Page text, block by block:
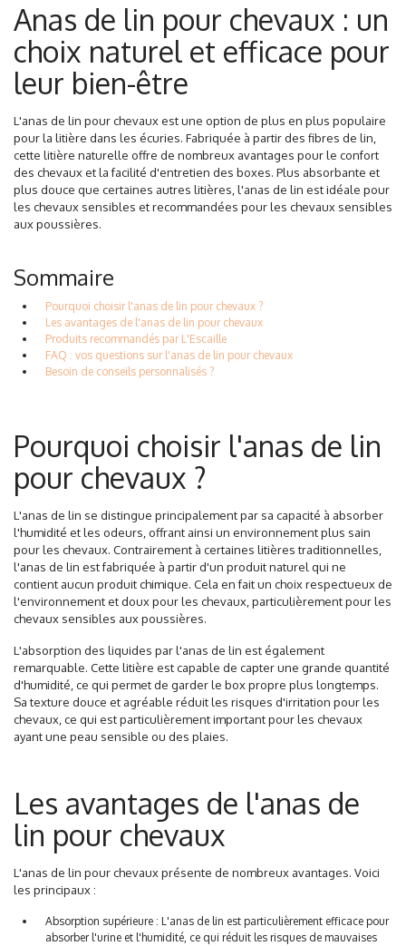
Anas de lin pour chevaux : un
choix naturel et efficace pour
leur bien-être
L'anas de lin pour chevaux est une option de plus en plus populaire
pour la litière dans les écuries. Fabriquée à partir des fibres de lin,
cette litière naturelle offre de nombreux avantages pour le confort
des chevaux et la facilité d'entretien des boxes. Plus absorbante et
plus douce que certaines autres litières, l'anas de lin est idéale pour
les chevaux sensibles etrecommandées pour les chevaux sensibles
aux poussières.
Sommaire
Pourquoi choisir l'anas de lin pour chevaux ?
Les avantages de l'anas de lin pour chevaux
Produits recommandés par L'Escaille
FAQ : vos questions sur l'anas de lin pour chevaux
Besoin de conseils personnalisés ?
Pourquoi choisir l'anas de lin
pour chevaux ?
L'anas de lin se distingue principalement par sa capacité à absorber
l'humidité et les odeurs, offrant ainsi un environnement plus sain
pour les chevaux. Contrairement à certaines litières traditionnelles,
l'anas de lin est fabriquée à partir d'un produit naturel qui ne
contient aucun produit chimique. Cela en fait un choix respectueux de
l'environnement et doux pour les chevaux, particulièrementpour les
chevaux sensibles aux poussières.
L'absorption des liquides par l'anas de lin est également
remarquable. Cette litière est capable de capter une grande quantité
d'humidité, ce qui permet de garder le box propre plus longtemps.
Sa texture douce et agréable réduit les risques d'irritation pour les
chevaux, ce qui est particulièrement important pour les chevaux
ayant une peau sensible ou des plaies.
Les avantages de l'anas de
lin pour chevaux
L'anas de lin pour chevaux présente de nombreux avantages. Voici
les principaux :
Absorption supérieure : L'anas de lin est particulièrement efficace pour
absorber l'urine et l'humidité, ce qui réduit les risques de mauvaises